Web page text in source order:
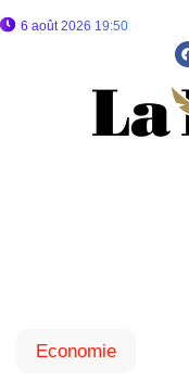
6 août 2026 19:50
Economie